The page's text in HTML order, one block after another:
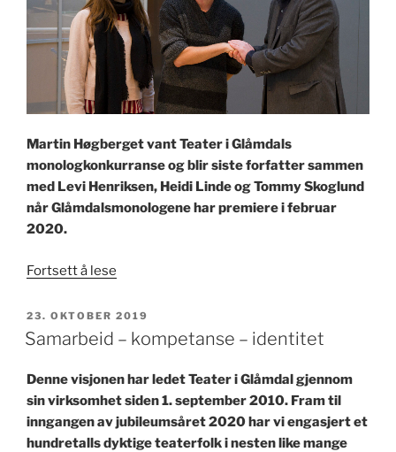
Martin Høgberget vant Teater i Glåmdals
monologkonkurranse og blir siste forfatter sammen
med Levi Henriksen, Heidi Linde og Tommy Skoglund
når Glåmdalsmonologene har premiere i februar
2020.
Fortsett å lese
monologkonkurransen
kåret»
PUBLISERT
23. OKTOBER 2019
Samarbeid – kompetanse – identitet
Denne visjonen har ledet Teater i Glåmdal gjennom
sin virksomhet siden 1. september 2010. Fram til
inngangen av jubileumsåret 2020 har vi engasjert et
hundretalls dyktige teaterfolk i nesten like mange